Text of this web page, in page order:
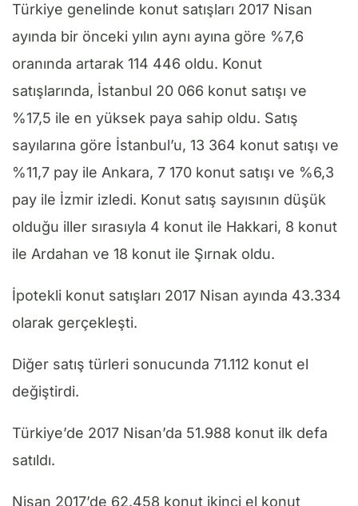
Türkiye genelinde konut satışları 2017 Nisan
ayında bir önceki yılın aynı ayına göre %7,6
oranında artarak 114 446 oldu. Konut
satışlarında, İstanbul 20 066 konut satışı ve
%17,5 ile en yüksek paya sahip oldu. Satış
sayılarına göre İstanbul’u, 13 364 konut satışı ve
%11,7 pay ile Ankara, 7 170 konut satışı ve %6,3
pay ile İzmir izledi. Konut satış sayısının düşük
olduğu iller sırasıyla 4 konut ile Hakkari, 8 konut
ile Ardahan ve 18 konut ile Şırnak oldu.
İpotekli konut satışları 2017 Nisan ayında 43.334
olarak gerçekleşti.
Diğer satış türleri sonucunda 71.112 konut el
değiştirdi.
Türkiye’de 2017 Nisan’da 51.988 konut ilk defa
satıldı.
Nisan 2017’de 62.458 konut ikinci el konut